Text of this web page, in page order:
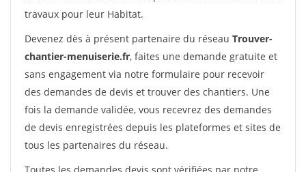
travaux pour leur Habitat.
Devenez dès à présent partenaire du réseau Trouver-
chantier-menuiserie.fr, faites une demande gratuite et
sans engagement via notre formulaire pour recevoir
des demandes de devis et trouver des chantiers. Une
fois la demande validée, vous recevrez des demandes
de devis enregistrées depuis les plateformes et sites de
tous les partenaires du réseau.